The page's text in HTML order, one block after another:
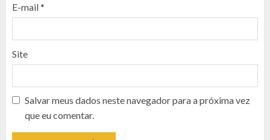
E-mail*
Site
Salvar meus dados neste navegador para a próxima vez
que eu comentar.